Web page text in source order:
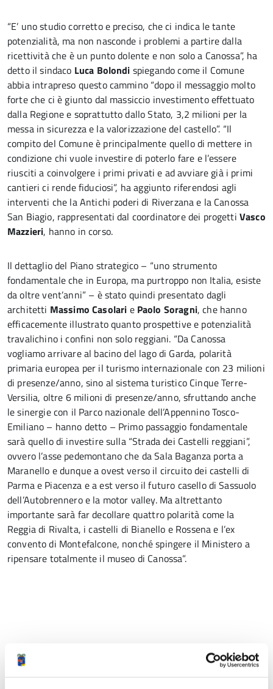
“E’ uno studio corretto e preciso, che ci indica le tante
potenzialità, ma non nasconde i problemi a partire dalla
ricettività che è un punto dolente e non solo a Canossa”, ha
detto il sindaco Luca Bolondi spiegando come il Comune
abbia intrapreso questo cammino “dopo il messaggio molto
forte che ci è giunto dal massiccio investimento effettuato
dalla Regione e soprattutto dallo Stato, 3,2 milioni per la
messa in sicurezza e la valorizzazione del castello”. “Il
compito del Comune è principalmente quello di mettere in
condizione chi vuole investire di poterlo fare e l’essere
riusciti a coinvolgere i primi privati e ad avviare già i primi
cantieri ci rende fiduciosi”, ha aggiunto riferendosi agli
interventi che la Antichi poderi di Riverzana e la Canossa
San Biagio, rappresentati dal coordinatore dei progetti Vasco
Mazzieri, hanno in corso.
Il dettaglio del Piano strategico – “uno strumento
fondamentale che in Europa, ma purtroppo non Italia, esiste
da oltre vent’anni” – è stato quindi presentato dagli
architetti Massimo Casolari ePaolo Soragni, che hanno
efficacemente illustrato quanto prospettive e potenzialità
travalichino i confini non solo reggiani. “Da Canossa
vogliamo arrivare al bacino del lago di Garda, polarità
primaria europea per il turismo internazionale con 23 milioni
di presenze/anno, sino al sistema turistico Cinque Terre-
Versilia, oltre 6 milioni di presenze/anno, sfruttando anche
le sinergie con il Parco nazionale dell’Appennino Tosco-
Emiliano – hanno detto – Primo passaggio fondamentale
sarà quello di investire sulla “Strada dei Castelli reggiani”,
ovvero l’asse pedemontano che da Sala Baganza porta a
Maranello e dunque a ovest verso il circuito dei castelli di
Parma e Piacenza e a est verso il futuro casello di Sassuolo
dell’Autobrennero e la motor valley. Ma altrettanto
importante sarà far decollare quattro polarità come la
Reggia di Rivalta, i castelli di Bianello e Rossena e l’ex
convento di Montefalcone, nonché spingere il Ministero a
ripensare totalmente il museo di Canossa”.